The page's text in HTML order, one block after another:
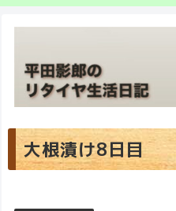
大根漬け8日目